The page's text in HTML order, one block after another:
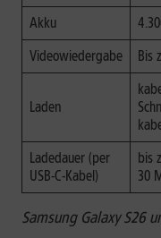
Akku
Videowiedergabe
Bis
Laden
Ladedauer (per
USB-C-Kabel)
bis
30
Samsung Galaxy S26